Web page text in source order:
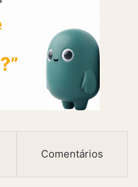
Comentários